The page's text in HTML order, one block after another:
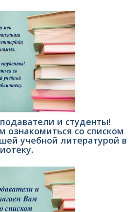
и студенты!
ознакомиться со списком
учебной литературой в